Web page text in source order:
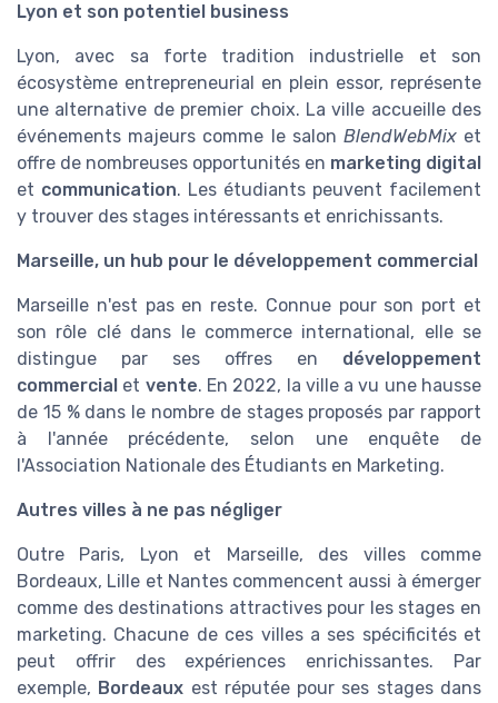
Lyon et son potentiel business
Lyon, avec sa forte tradition industrielle et son
écosystème entrepreneurial en plein essor, représente
une alternative de premier choix. La ville accueille des
événements majeurs comme le salon BlendWebMixet
offre de nombreuses opportunités en marketing digital
et communication. Les étudiants peuvent facilement
y trouver des stages intéressants et enrichissants.
Marseille, un hub pour le développement commercial
Marseille n'est pas en reste. Connue pour son port et
son rôle clé dans le commerce international, elle se
distingue par ses offres en développement
commercial et vente. En 2022, la ville a vu une hausse
de 15 % dans le nombre de stages proposés par rapport
à l'année précédente, selon une enquête de
l'Association Nationale des Étudiants en Marketing.
Autres villes à ne pas négliger
Outre Paris, Lyon et Marseille, des villes comme
Bordeaux, Lille et Nantes commencent aussi à émerger
comme des destinations attractives pour les stages en
marketing. Chacune de ces villes a ses spécificités et
peut offrir des expériences enrichissantes. Par
exemple, Bordeaux est réputée pour ses stages dans